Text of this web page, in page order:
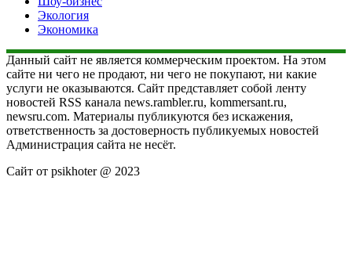
Экология
Экономика
Данный сайт не является коммерческим проектом. На этом
сайте ни чего не продают, ни чего не покупают, ни какие
услуги не оказываются. Сайт представляет собой ленту
новостей RSS канала news.rambler.ru, kommersant.ru,
newsru.com. Материалы публикуются без искажения,
ответственность за достоверность публикуемых новостей
Администрация сайта не несёт.
Сайт от psikhoter @ 2023